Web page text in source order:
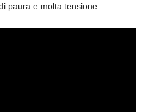
paura e molta tensione.